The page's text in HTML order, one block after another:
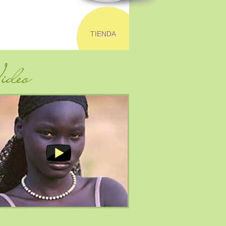
TIENDA